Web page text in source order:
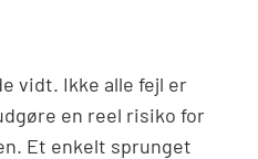
vidt. Ikke alle fejl er
en reel risiko for
Et enkelt sprunget